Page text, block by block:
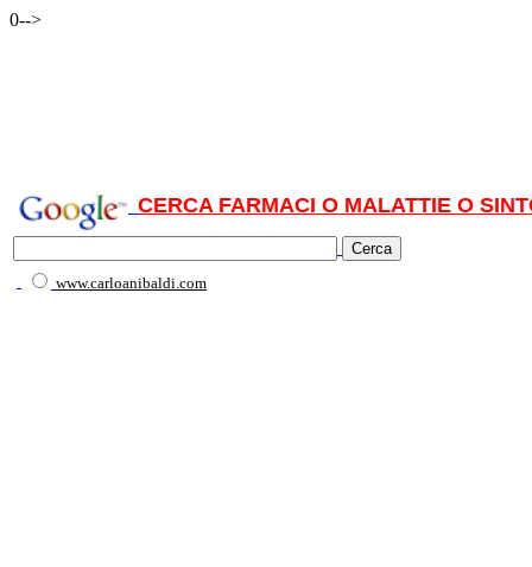
0-->
CERCA FARMACI O MALATTIE O
www.carloanibaldi.com